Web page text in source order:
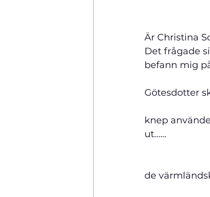
Är
Det frågade
befann mig
Charles
knep
ut……
Jag
Jag följer
de
Hit åker